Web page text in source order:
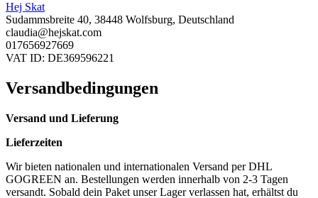
Hej Skat
Sudammsbreite 40, 38448 Wolfsburg, Deutschland
claudia@hejskat.com
017656927669
VAT ID: DE369596221
Versandbedingungen
Versand und Lieferung
Lieferzeiten
Wir bieten nationalen und internationalen Versand per DHL
GOGREEN an. Bestellungen werden innerhalb von 2-3 Tagen
versandt. Sobald dein Paket unser Lager verlassen hat, erhältst du